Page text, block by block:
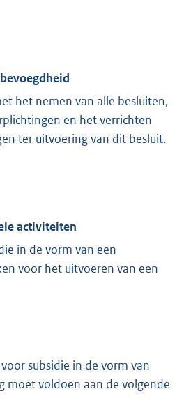
het nemen van alle besluiten,
en het verrichten
ter uitvoering van dit besluit.
activiteiten
in de vorm van een
voor het uitvoeren van een
subsidie in de vorm van
moet voldoen aan de volgende